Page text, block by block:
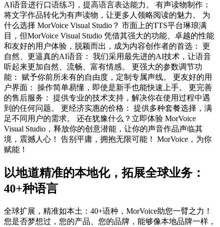
AI语音进行口语练习，提高语言表达能力。 有声读物制作：
将文字作品转化为有声读物，让更多人领略阅读的魅力。 为
什么选择 MorVoice Visual Studio？ 市面上的TTS平台琳琅满
目，但MorVoice Visual Studio 凭借其强大的功能、卓越的性能
和友好的用户体验，脱颖而出，成为内容创作者的首选： 更
自然、更逼真的AI语音： 我们采用最先进的AI技术，让语音
听起来更加自然、流畅、富有情感。 更强大的参数调节功
能： 赋予你前所未有的自由度，定制专属声线。 更友好的用
户界面： 操作简单易懂，即使是新手也能快速上手。 更完善
的售后服务： 提供专业的技术支持，解决你在使用过程中遇
到的任何问题。 更经济实惠的价格： 提供多种套餐选择，满
足不同用户的需求。 还在犹豫什么？立即体验 MorVoice
Visual Studio，释放你的创意潜能，让你的声音作品声临其
境，震撼人心！ 告别平庸，拥抱无限可能！ MorVoice，为你
赋能！
以地道精准的本地化，拓展全球业务：
40+种语言
全球扩展，精准如本土：40+语种，MorVoice助您一臂之力！
您是否梦想过，您的产品、您的品牌，能够像本地品牌一样，